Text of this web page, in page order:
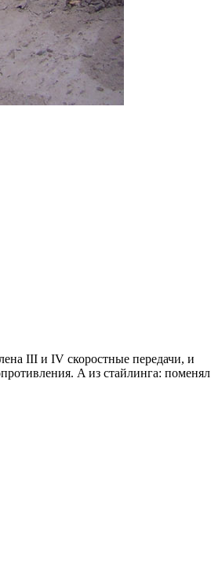
III и IV скоростные передачи, и
A из стайлинга: поменял